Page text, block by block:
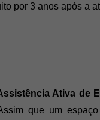
por 3 anos após a
Ativa de
que um